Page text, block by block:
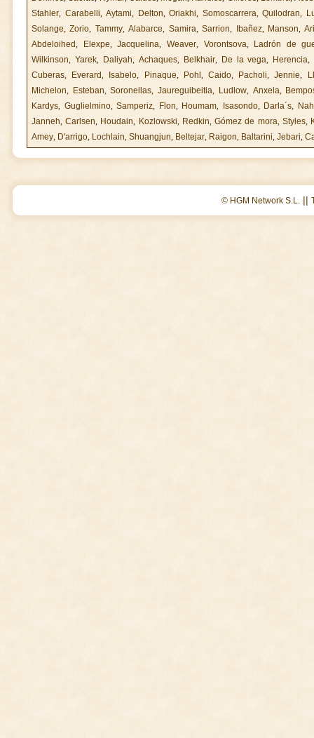
Stahler, Carabelli,Aytami, Delton,Oriakhi, Somoscarrera,Quilodran,
Solange,Zorio, Tammy,Alabarce, Samira,Sarrion, Ibañez, Manson,
Abdeloihed, Elexpe,Jacquelina, Weaver, Vorontsova,
Ladrón de
Wilkinson, Yarek, Daliyah, Achaques, Belkhair, De la vega, Herencia,
Cuberas, Everard, Isabelo, Pinaque, Pohl , Caido, Pacholi,Jennie,
Michelon, Esteban,Soronellas,Jaureguibeitia, Ludlow, Anxela,
Kardys, Guglielmino,Samperiz, Flon, Houmam, Isasondo, Darla´s,
Janneh,Carlsen, Houdain, Kozlowski, Redkin,Gómez de mora, Styles,
Amey, D'arrigo, Lochlain, Shuangjun, Beltejar, Raigon, Baltarini, Jebari,
© HGM Network S.L. ||